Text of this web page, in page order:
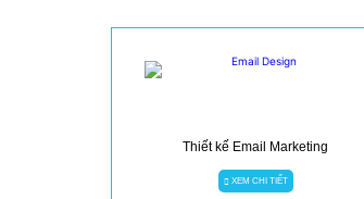
Thiết kế Email Marketing
XEM CHI TIẾT